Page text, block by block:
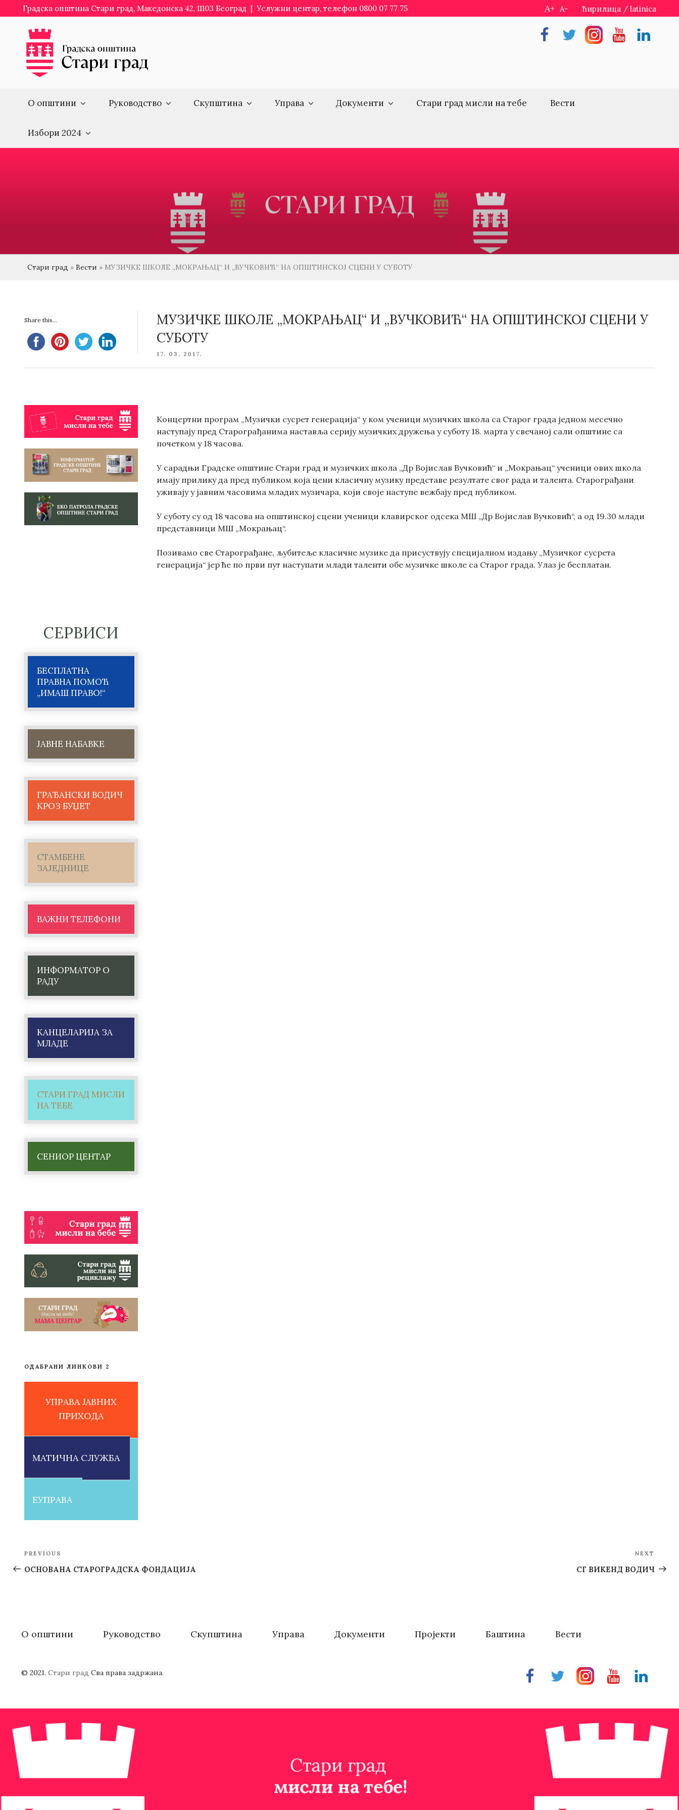
to
content
Градска општина Стари град, Македонска 42, 11103 Београд | Услужни центар, телефон 0800 07 77 75 A+ A- ћирилица / latinica
FacebookTwitterInstragramYoutubeLinkedin
О општини Руководство Скупштина Управа Документи Стари град мисли на тебе Вести
Избори 2024
Стари град » Вести » МУЗИЧКЕ ШКОЛЕ „МОКРАЊАЦ“ И „ВУЧКОВИЋ“ НА ОПШТИНСКОЈ СЦЕНИ У СУБОТУ
Share this...
МУЗИЧКЕ ШКОЛЕ „МОКРАЊАЦ“ И „ВУЧКОВИЋ“ НА ОПШТИНСКОЈ СЦЕНИ У
СУБОТУ
POSTED
17. 03. 2017.
СЕРВИСИ
БЕСПЛАТНА
ПРАВНА ПОМОЋ
„ИМАШ ПРАВО!“
ЈАВНЕ НАБАВКЕ
ГРАЂАНСКИ ВОДИЧ
КРОЗ БУЏЕТ
СТАМБЕНЕ
ЗАЈЕДНИЦЕ
ВАЖНИ ТЕЛЕФОНИ
ИНФОРМАТОР О
РАДУ
КАНЦЕЛАРИЈА ЗА
МЛАДЕ
СТАРИ ГРАД МИСЛИ
НА ТЕБЕ
СЕНИОР ЦЕНТАР
ОДАБРАНИ ЛИНКОВИ 2
УПРАВА ЈАВНИХ
ПРИХОДА
МАТИЧНА СЛУЖБА
ЕУПРАВА
Концертни програм „Музички сусрет генерација“ у ком ученици музичких школа са Старог града једном месечно
наступају пред Старограђанима наставља серију музичких дружења у суботу 18. марта у свечаној сали општине са
почетком у 18 часова.
У сарадњи Градске општине Стари град и музичких школа „Др Војислав Вучковић“ и „Мокрањац“ ученици ових школа
имају прилику да пред публиком која цени класичну музику представе резултате свог рада и талента. Старограђани
уживају у јавним часовима младих музичара, који своје наступе вежбају пред публиком.
У суботу су од 18 часова на општинској сцени ученици клавирског одсека МШ „Др Војислав Вучковић“, а од 19.30 млади
представници МШ „Мокрањац“.
Позивамо све Старограђане, љубитеље класичне музике да присуствују специјалном издању „Музичког сусрета
генерација“ јер ће по први пут наступати млади таленти обе музичке школе са Старог града. Улаз је бесплатан.
Post
navigation
Previous
Post
PREVIOUS
ОСНОВАНА СТАРОГРАДСКА ФОНДАЦИЈА
Post
NEXT
СГ ВИКЕНД ВОДИЧ
О општини Руководство Скупштина Управа Документи Пројекти Баштина Вести
FacebookTwitterInstragramYoutubeLinkedin
© 2021. Стари град Сва права задржана.